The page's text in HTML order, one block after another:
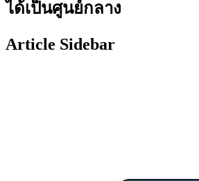
ได้เป็นศูนย์กลาง
Article Sidebar